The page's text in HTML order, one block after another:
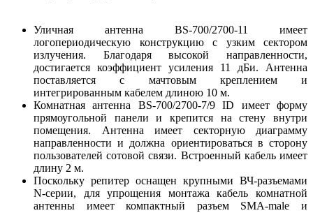
Уличная антенна BS-700/2700-11 имеет
логопериодическую конструкцию с узким сектором
излучения. Благодаря высокой направленности,
достигается коэффициент усиления 11 дБи. Антенна
поставляется с мачтовым креплением и
интегрированным кабелем длиною 10 м.
Комнатная антенна BS-700/2700-7/9 ID имеет форму
прямоугольной панели и крепится на стену внутри
помещения. Антенна имеет секторную диаграмму
направленности и должна ориентироваться в сторону
пользователей сотовой связи. Встроенный кабель имеет
длину 2 м.
Поскольку репитер оснащен крупными ВЧ-разъемами
N-серии, для упрощения монтажа кабель комнатной
антенны имеет компактный разъем SMA-male и